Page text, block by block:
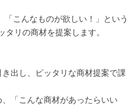
こんなものが欲しい！」という
リの商材を提案します。
出し、ピッタリな商材提案で課
「こんな商材があったらいい